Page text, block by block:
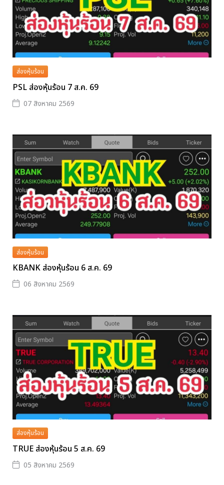
ส่องหุ้นร้อน
PSL ส่องหุ้นร้อน 7 ส.ค. 69
07 สิงหาคม 2569
ส่องหุ้นร้อน
KBANK ส่องหุ้นร้อน 6 ส.ค. 69
06 สิงหาคม 2569
ส่องหุ้นร้อน
TRUE ส่องหุ้นร้อน 5 ส.ค. 69
05 สิงหาคม 2569